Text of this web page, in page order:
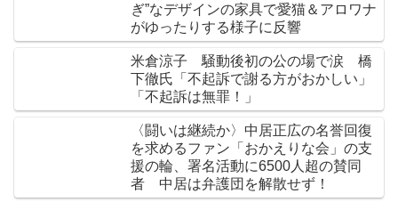
ぎ”なデザインの家具で愛猫＆アロワナ
がゆったりする様子に反響
米倉涼子 騒動後初の公の場で涙 橋
下徹氏「不起訴で謝る方がおかしい」
「不起訴は無罪！」
〈闘いは継続か〉中居正広の名誉回復
を求めるファン「おかえりな会」の支
援の輪、署名活動に6500人超の賛同
者 中居は弁護団を解散せず！